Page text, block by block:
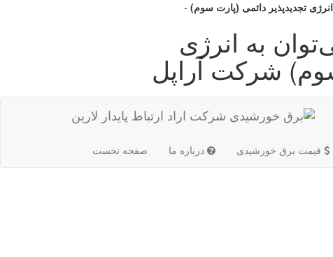
تجدیدپذیر دائمی (پارت سوم) -
به انرژی
شرکت آراپل
صفحه نخست درباره ما قیمت برق خورشیدی